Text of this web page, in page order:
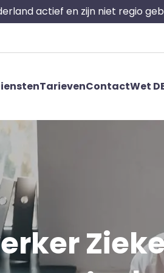
actief en zijn niet regio
TarievenContactWet